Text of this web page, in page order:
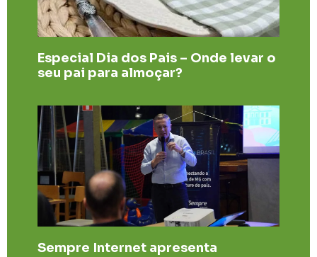
Especial Dia dos Pais – Onde levar o
seu pai para almoçar?
Sempre Internet apresenta